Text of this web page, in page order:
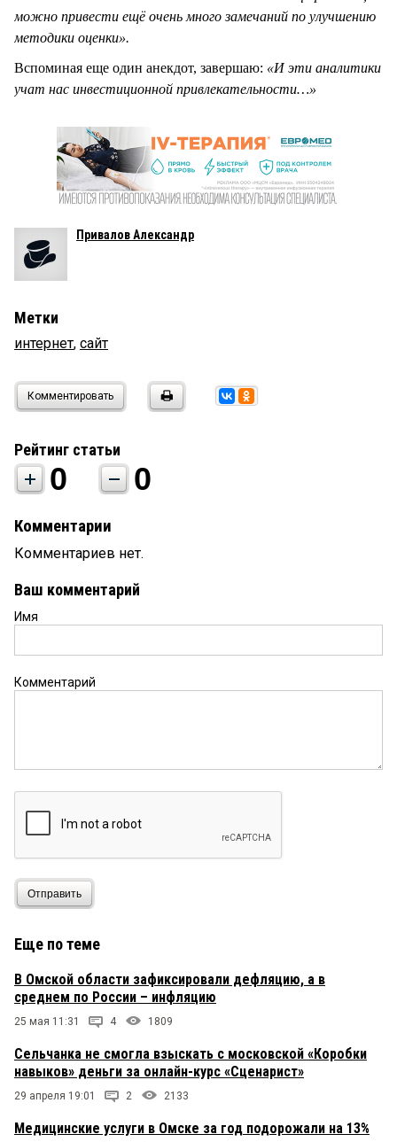
можно привести ещё очень много замечаний по улучшению
методики оценки».
Вспоминая еще один анекдот, завершаю: «И эти аналитики
учат нас инвестиционной привлекательности…»
Привалов Александр
Метки
интернет, сайт
Комментировать
Рейтинг статьи
0 0
Комментарии
Комментариев нет.
Ваш комментарий
Имя
Комментарий
Отправить
Еще по теме
В Омской области зафиксировали дефляцию, а в
среднем по России – инфляцию
25 мая 11:31 4 1809
Сельчанка не смогла взыскать с московской «Коробки
навыков» деньги за онлайн-курс «Сценарист»
29 апреля 19:01 2 2133
Медицинские услуги в Омске за год подорожали на 13%